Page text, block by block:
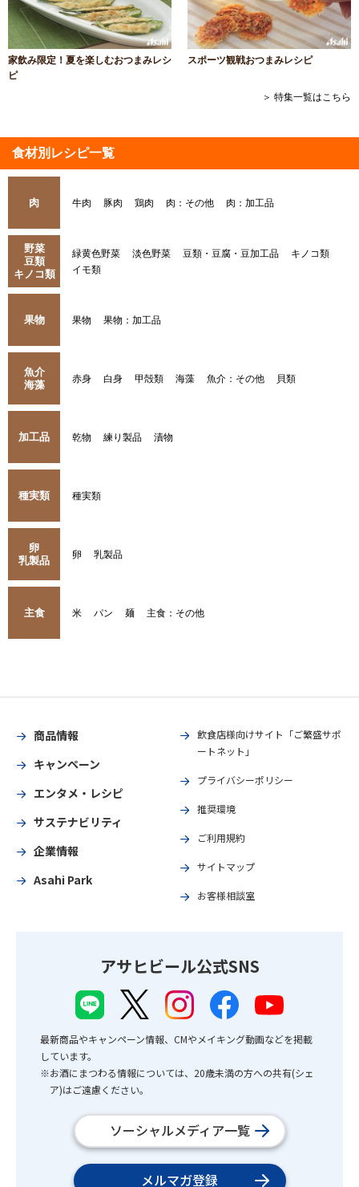
家飲み限定！夏を楽しむおつまみレシ
ピ
スポーツ観戦おつまみレシピ
＞ 特集一覧はこちら
食材別レシピ一覧
肉 牛肉 豚肉 鶏肉 肉：その他 肉：加工品
野菜
豆類
キノコ類
緑黄色野菜 淡色野菜 豆類・豆腐・豆加工品
キノコ類
イモ類
果物 果物 果物：加工品
魚介
海藻
赤身 白身 甲殻類 海藻 魚介：その他 貝類
加工品 乾物 練り製品 漬物
種実類 種実類
卵
乳製品
卵 乳製品
主食 米 パン 麺 主食：その他
商品情報
キャンペーン
エンタメ・レシピ
サステナビリティ
企業情報
Asahi Park
飲食店様向けサイト「ご繁盛サポ
ートネット」
プライバシーポリシー
推奨環境
ご利用規約
サイトマップ
お客様相談室
アサヒビール公式SNS
最新商品やキャンペーン情報、CMやメイキング動画などを掲載
しています。
※お酒にまつわる情報については、20歳未満の方への共有(シェ
ア)はご遠慮ください。
ソーシャルメディア一覧
メルマガ登録